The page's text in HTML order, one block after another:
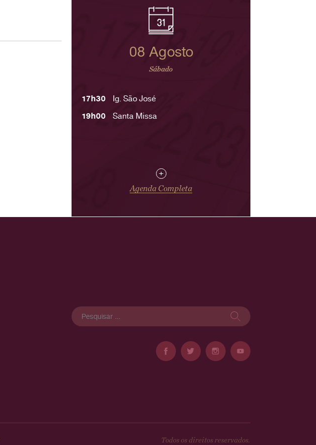
08 Agosto
Sábado
17h30
Ig. São José
19h00
Santa Missa
+
Agenda Completa
Pesquisar
por:
Todos os direitos reservados.